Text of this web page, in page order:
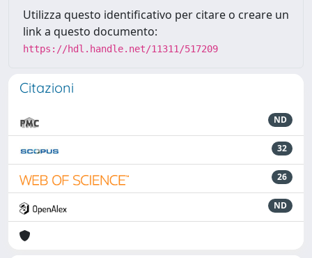
Utilizza questo identificativo per citare o creare un
link a questo documento:
https://hdl.handle.net/11311/517209
Citazioni
ND
32
26
ND